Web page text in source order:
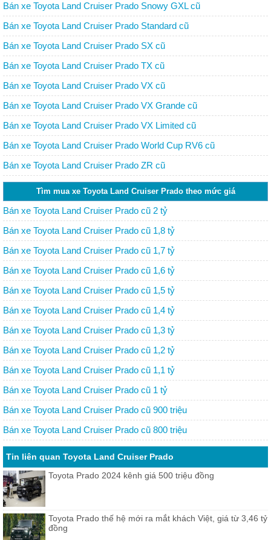
Bán xe Toyota Land Cruiser Prado Snowy GXL cũ
Bán xe Toyota Land Cruiser Prado Standard cũ
Bán xe Toyota Land Cruiser Prado SX cũ
Bán xe Toyota Land Cruiser Prado TX cũ
Bán xe Toyota Land Cruiser Prado VX cũ
Bán xe Toyota Land Cruiser Prado VX Grande cũ
Bán xe Toyota Land Cruiser Prado VX Limited cũ
Bán xe Toyota Land Cruiser Prado World Cup RV6 cũ
Bán xe Toyota Land Cruiser Prado ZR cũ
Tìm mua xe Toyota Land Cruiser Prado theo mức giá
Bán xe Toyota Land Cruiser Prado cũ 2 tỷ
Bán xe Toyota Land Cruiser Prado cũ 1,8 tỷ
Bán xe Toyota Land Cruiser Prado cũ 1,7 tỷ
Bán xe Toyota Land Cruiser Prado cũ 1,6 tỷ
Bán xe Toyota Land Cruiser Prado cũ 1,5 tỷ
Bán xe Toyota Land Cruiser Prado cũ 1,4 tỷ
Bán xe Toyota Land Cruiser Prado cũ 1,3 tỷ
Bán xe Toyota Land Cruiser Prado cũ 1,2 tỷ
Bán xe Toyota Land Cruiser Prado cũ 1,1 tỷ
Bán xe Toyota Land Cruiser Prado cũ 1 tỷ
Bán xe Toyota Land Cruiser Prado cũ 900 triệu
Bán xe Toyota Land Cruiser Prado cũ 800 triệu
Tin liên quan Toyota Land Cruiser Prado
Toyota Prado 2024 kênh giá 500 triệu đồng
Toyota Prado thế hệ mới ra mắt khách Việt, giá từ 3,46 tỷ
đồng